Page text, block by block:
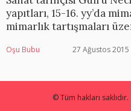
yapıtları, 15-16. yy’da
mimarlık tartışmaları
Oşu Bubu 27 Ağustos 2015
© Tüm hakları